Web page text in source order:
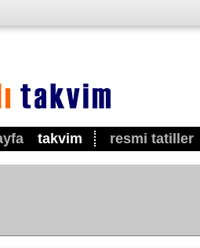
takvim resmi tatiller